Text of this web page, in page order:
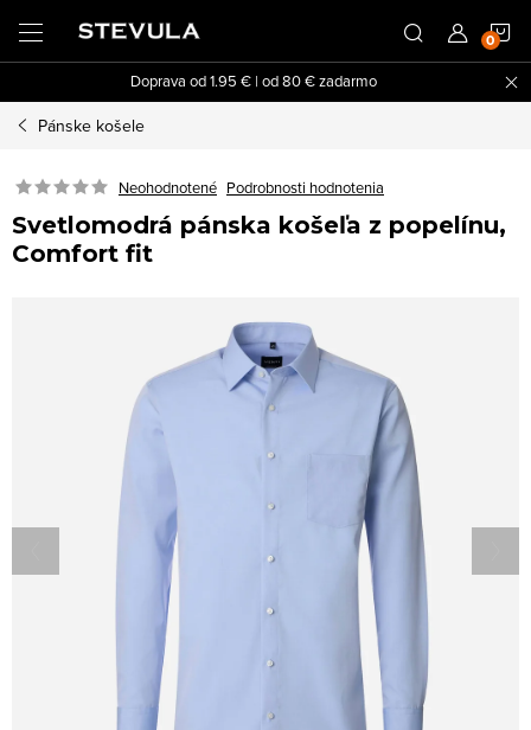
obsah
Doprava od 1.95 € | od 80 € zadarmo
Pánske košele
Neohodnotené Podrobnosti hodnotenia
Svetlomodrá pánska košeľa z popelínu,
Comfort fit